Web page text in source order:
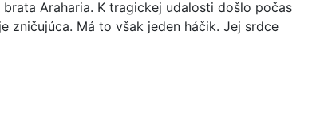
Araharia. K tragickej udalosti došlo počas
zničujúca. Má to však jeden háčik. Jej srdce